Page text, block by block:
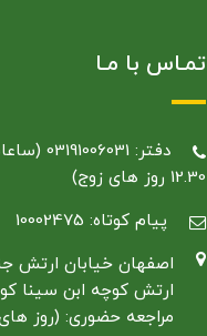
تمـاس با مـا
12.30 روز های زوج)
پیام کوتاه: 10002475
مراجعه حضوری: (روز